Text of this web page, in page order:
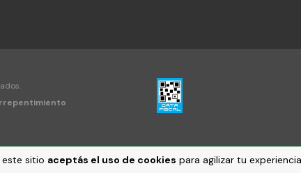
este sitio aceptás el uso de cookies para agilizar tu